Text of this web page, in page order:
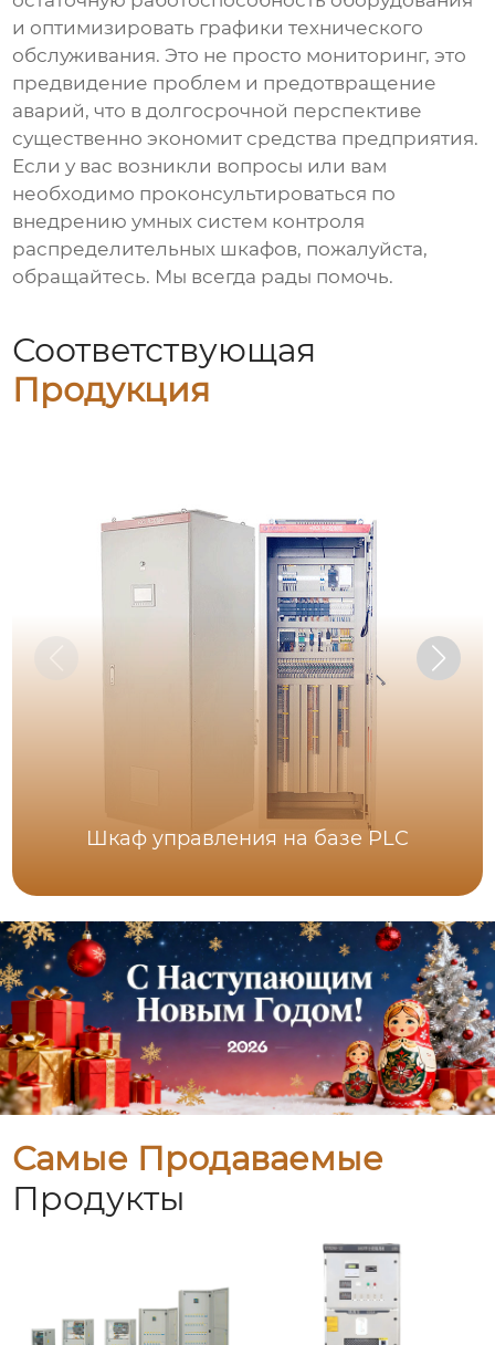
и оптимизировать графики технического
обслуживания. Это не просто мониторинг, это
предвидение проблем и предотвращение
аварий, что в долгосрочной перспективе
существенно экономит средства предприятия.
Если у вас возникли вопросы или вам
необходимо проконсультироваться по
внедрениюумных систем контроля
распределительных шкафов, пожалуйста,
обращайтесь. Мы всегда рады помочь.
Соответствующая
Продукция
Шкаф управления на базе PLC
Самые Продаваемые
Продукты